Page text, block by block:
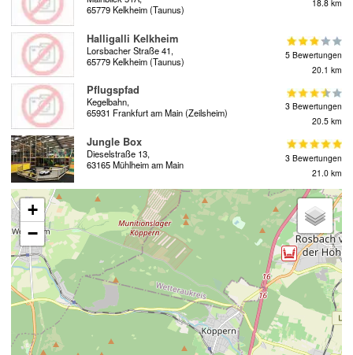
65779 Kelkheim (Taunus)
18.8 km
Halligalli Kelkheim
Lorsbacher Straße 41,
65779 Kelkheim (Taunus)
5 Bewertungen
20.1 km
Pflugspfad
Kegelbahn,
65931 Frankfurt am Main (Zeilsheim)
3 Bewertungen
20.5 km
Jungle Box
Dieselstraße 13,
63165 Mühlheim am Main
3 Bewertungen
21.0 km
+
−